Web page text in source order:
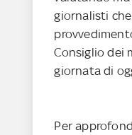
giornalisti
Consiglio dei
giornata di
Per